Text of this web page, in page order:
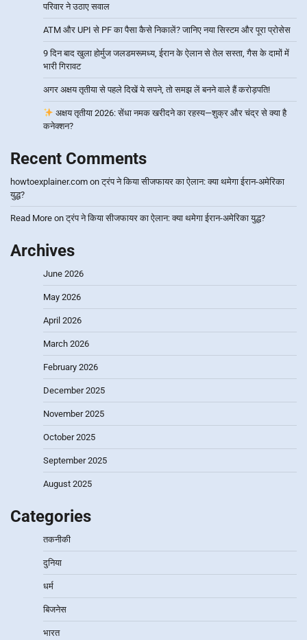
परिवार ने उठाए सवाल
ATM और UPI से PF का पैसा कैसे निकालें? जानिए नया सिस्टम और पूरा प्रोसेस
9 दिन बाद खुला होर्मुज जलडमरूमध्य, ईरान के ऐलान से तेल सस्ता, गैस के दामों में
भारी गिरावट
अगर अक्षय तृतीया से पहले दिखें ये सपने, तो समझ लें बनने वाले हैं करोड़पति!
अक्षय तृतीया 2026: सेंधा नमक खरीदने का रहस्य—शुक्र और चंद्र से क्या है
कनेक्शन?
Recent Comments
howtoexplainer.com onट्रंप ने किया सीजफायर का ऐलान: क्या थमेगा ईरान-अमेरिका
युद्ध?
Read More onट्रंप ने किया सीजफायर का ऐलान: क्या थमेगा ईरान-अमेरिका युद्ध?
Archives
June 2026
May 2026
April 2026
March 2026
February 2026
December 2025
November 2025
October 2025
September 2025
August 2025
Categories
तकनीकी
दुनिया
धर्म
बिजनेस
भारत